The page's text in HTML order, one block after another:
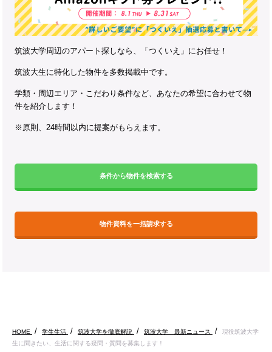
筑波大学周辺のアパート探しなら、「つくいえ」にお任せ！
筑波大生に特化した物件を多数掲載中です。
学類・周辺エリア・こだわり条件など、あなたの希望に合わせて物
件を紹介します！
※原則、24時間以内に提案がもらえます。
条件から物件を検索する
物件資料を一括請求する
HOME 学生生活 筑波大学を徹底解説 筑波大学 最新ニュース
現役筑波大学
生に聞きたい、生活に関する疑問・質問を募集します！